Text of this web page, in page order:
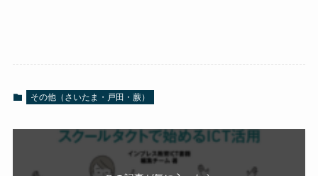
その他（さいたま・戸田・蕨）